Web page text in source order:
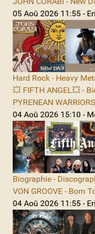
05 Aoû 2026 11:55 -
Hard Rock - Heavy
💥 FIFTH ANGEL💥 -
PYRENEAN
04 Aoû 2026 15:10 -
Biographie -
VON GROOVE - Born
04 Aoû 2026 11:55 -